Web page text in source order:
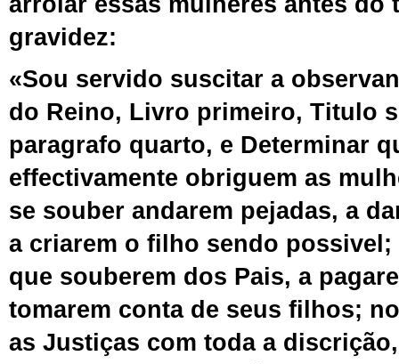
gravidez:
«Sou servido suscitar a
do Reino, Livro primeiro, Titulo
paragrafo quarto, e Determinar
effectivamente obriguem as
se souber andarem pejadas, a
a criarem o filho sendo
que souberem dos Pais, a
tomarem conta de seus filhos;
as Justiças com toda a